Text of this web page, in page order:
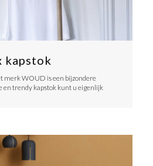
kapstok
merk WOUD is een bijzondere
en trendy kapstok kunt u eigenlijk